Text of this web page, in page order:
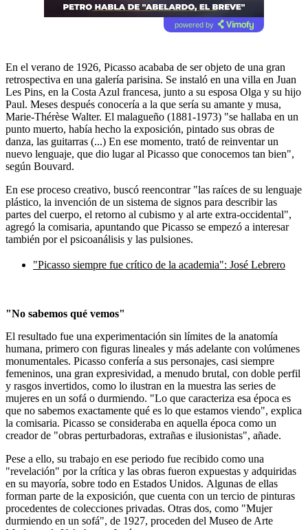
powered by
En el verano de 1926, Picasso acababa de ser objeto de una gran
retrospectiva en una galería parisina. Se instaló en una villa en Juan
Les Pins, en la Costa Azul francesa, junto a su esposa Olga y su hijo
Paul. Meses después conocería a la que sería su amante y musa,
Marie-Thérèse Walter. El malagueño (1881-1973) "se hallaba en un
punto muerto, había hecho la exposición, pintado sus obras de
danza, las guitarras (...) En ese momento, trató de reinventar un
nuevo lenguaje, que dio lugar al Picasso que conocemos tan bien",
según Bouvard.
En ese proceso creativo, buscó reencontrar "las raíces de su lenguaje
plástico, la invención de un sistema de signos para describir las
partes del cuerpo, el retorno al cubismo y al arte extra-occidental",
agregó la comisaria, apuntando que Picasso se empezó a interesar
también por el psicoanálisis y las pulsiones.
"Picasso siempre fue crítico de la academia": José Lebrero
"No sabemos qué vemos"
El resultado fue una experimentación sin límites de la anatomía
humana, primero con figuras lineales y más adelante con volúmenes
monumentales. Picasso confería a sus personajes, casi siempre
femeninos, una gran expresividad, a menudo brutal, con doble perfil
y rasgos invertidos, como lo ilustran en la muestra las series de
mujeres en un sofá o durmiendo. "Lo que caracteriza esa época es
que no sabemos exactamente qué es lo que estamos viendo", explica
la comisaria. Picasso se consideraba en aquella época como un
creador de "obras perturbadoras, extrañas e ilusionistas", añade.
Pese a ello, su trabajo en ese periodo fue recibido como una
"revelación" por la crítica y las obras fueron expuestas y adquiridas
en su mayoría, sobre todo en Estados Unidos. Algunas de ellas
forman parte de la exposición, que cuenta con un tercio de pinturas
procedentes de colecciones privadas. Otras dos, como "Mujer
durmiendo en un sofá", de 1927, proceden del Museo de Arte